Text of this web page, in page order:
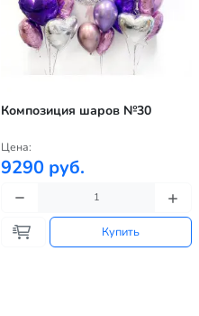
Композиция шаров №30
Цена:
9290 руб.
Купить